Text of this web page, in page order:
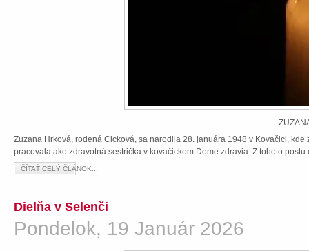
Zuzana Hrková, rodená Cicková, sa narodila 28. januára 1948 v Kovačici,
pracovala ako zdravotná sestrička v kovačickom Dome zdravia. Z tohoto
ČÍTAŤ CELÝ ČLÁNOK...
Dielňa v Selenči
Pondelok, 19 Január 2026